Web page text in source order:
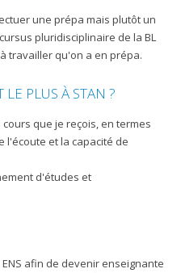
une prépa mais plutôt un
pluridisciplinaire de la BL
travailler qu'on a en prépa.
LE PLUS À STAN ?
que je reçois, en termes
l'écoute et la capacité de
d'études et
afin de devenir enseignante